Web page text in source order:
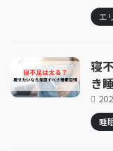
エ
寝
き
睡